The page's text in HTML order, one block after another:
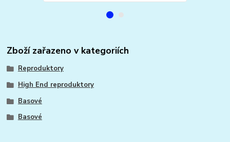
Zboží zařazeno v kategoriích
Reproduktory
High End reproduktory
Basové
Basové